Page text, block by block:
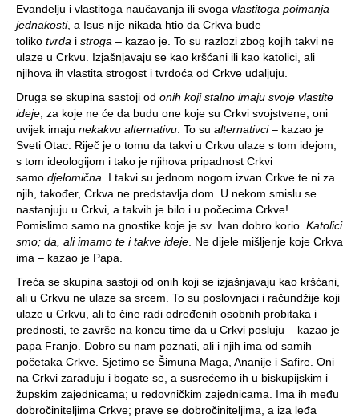
Evanđelju i vlastitoga naučavanja ili svoga vlastitoga poimanja
jednakosti, a Isus nije nikada htio da Crkva bude
toliko tvrda i stroga – kazao je. To su razlozi zbog kojih takvi ne
ulaze u Crkvu. Izjašnjavaju se kao kršćani ili kao katolici, ali
njihova ih vlastita strogost i tvrdoća od Crkve udaljuju.
Druga se skupina sastoji od onih koji stalno imaju svoje vlastite
ideje , za koje ne će da budu one koje su Crkvi svojstvene; oni
uvijek imaju nekakvu alternativu . To su alternativci– kazao je
Sveti Otac. Riječ je o tomu da takvi u Crkvu ulaze s tom idejom;
s tom ideologijom i tako je njihova pripadnost Crkvi
samo djelomična . I takvi su jednom nogom izvan Crkve te ni za
njih, također, Crkva ne predstavlja dom. U nekom smislu se
nastanjuju u Crkvi, a takvih je bilo i u počecima Crkve!
Pomislimo samo na gnostike koje je sv. Ivan dobro korio. Katolici
smo; da, ali imamo te i takve ideje . Ne dijele mišljenje koje Crkva
ima – kazao je Papa.
Treća se skupina sastoji od onih koji se izjašnjavaju kao kršćani,
ali u Crkvu ne ulaze sa srcem. To su poslovnjaci i račundžije koji
ulaze u Crkvu, ali to čine radi određenih osobnih probitaka i
prednosti, te završe na koncu time da u Crkvi posluju – kazao je
papa Franjo. Dobro su nam poznati, ali i njih ima od samih
početaka Crkve. Sjetimo se Šimuna Maga, Ananije i Safire. Oni
na Crkvi zarađuju i bogate se, a susrećemo ih u biskupijskim i
župskim zajednicama; u redovničkim zajednicama. Ima ih među
dobročiniteljima Crkve; prave se dobročiniteljima, a iza leđa